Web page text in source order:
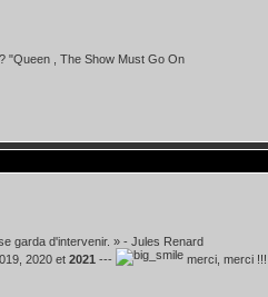
"Queen , The Show Must Go On
garda d'intervenir. » - Jules Renard
2020 et 2021 --- merci, merci !!!